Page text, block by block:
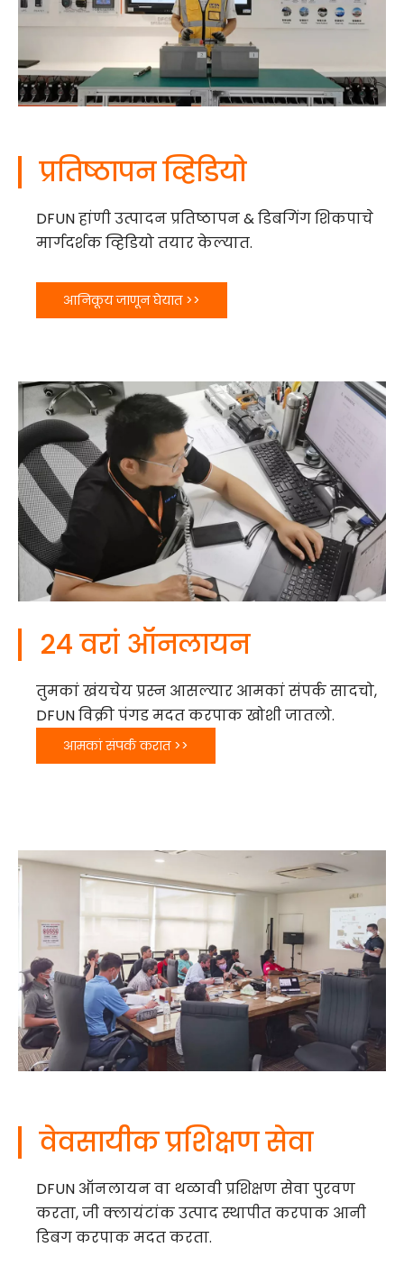
प्रतिष्ठापन व्हिडियो
DFUN हांणी उत्पादन प्रतिष्ठापन & डिबगिंग शिकपाचे
मार्गदर्शक व्हिडियो तयार केल्यात.
आनिकूय जाणून घेयात >>
24 वरां ऑनलायन
तुमकां खंयचेय प्रस्न आसल्यार आमकां संपर्क सादचो,
DFUN विक्री पंगड मदत करपाक खोशी जातलो.
आमकां संपर्क करात >>
वेवसायीक प्रशिक्षण सेवा
DFUN ऑनलायन वा थळावी प्रशिक्षण सेवा पुरवण
करता, जी क्लायंटांक उत्पाद स्थापीत करपाक आनी
डिबग करपाक मदत करता.